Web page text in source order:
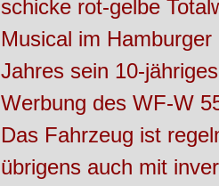
schicke rot-gelbe
Musical im
Jahres sein 10-
Werbung des WF-W
Das Fahrzeug ist
übrigens auch mit